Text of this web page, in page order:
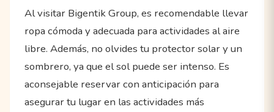
Al visitar Bigentik Group, es recomendable llevar
ropa cómoda y adecuada para actividades al aire
libre. Además, no olvides tu protector solar y un
sombrero, ya que el sol puede ser intenso. Es
aconsejable reservar con anticipación para
asegurar tu lugar en las actividades más